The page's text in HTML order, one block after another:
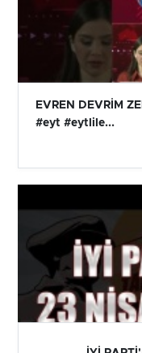
EVREN DEVRİM
#eyt #eytlile...